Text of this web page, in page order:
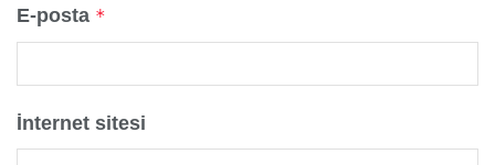
E-posta *
İnternet sitesi